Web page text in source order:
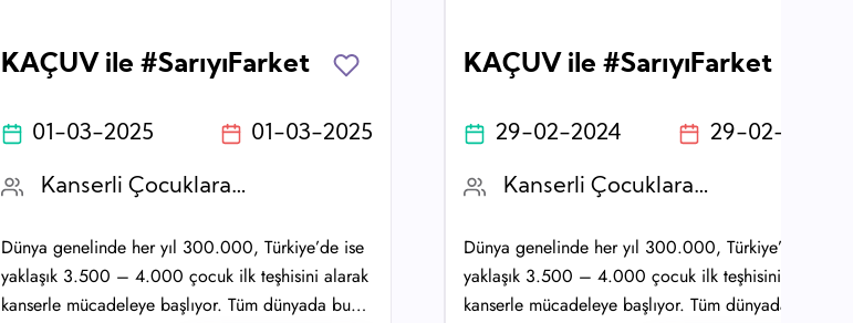
KAÇUV ile #SarıyıFarket
01-03-2025 01-03-2025
Kanserli Çocuklara Umut Vakfı (KAÇUV)
Dünya genelinde her yıl 300.000, Türkiye’de ise
yaklaşık 3.500 – 4.000 çocuk ilk teşhisini alarak
kanserle mücadeleye başlıyor. Tüm dünyada bu
KAÇUV ile #SarıyıFarket
29-02-2024 29-02-2024
Kanserli Çocuklara Umut Vakfı (KAÇUV)
Dünya genelinde her yıl 300.000, Türkiye’de ise
yaklaşık 3.500 – 4.000 çocuk ilk teşhisini alarak
kanserle mücadeleye başlıyor. Tüm dünyada bu